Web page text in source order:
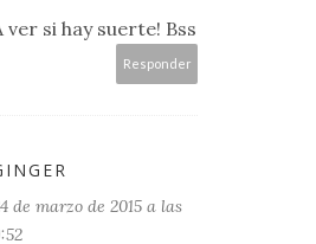
ver si hay suerte! Bss
Responder
de marzo de 2015 a las